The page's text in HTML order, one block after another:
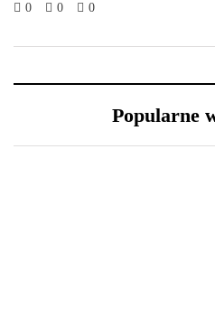
0 0 0
Popularne